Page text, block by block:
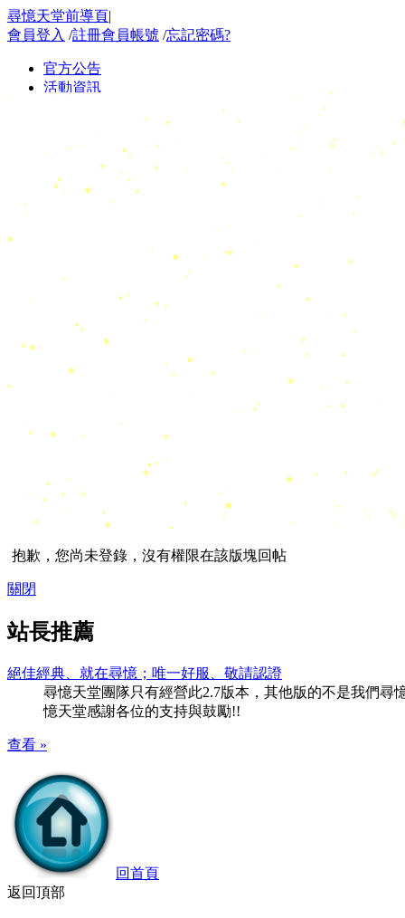
尋憶天堂前導頁|
會員登入 /註冊會員帳號 /忘記密碼?
抱歉，您尚未登錄，沒有權限在該版塊回帖
關閉
站長推薦
絕佳經典、就在尋憶；唯一好服、敬請認證
尋憶天堂團隊只有經營此2.7版本，其他版的不是我們尋
憶天堂感謝各位的支持與鼓勵!!
查看 »
回首頁
返回頂部